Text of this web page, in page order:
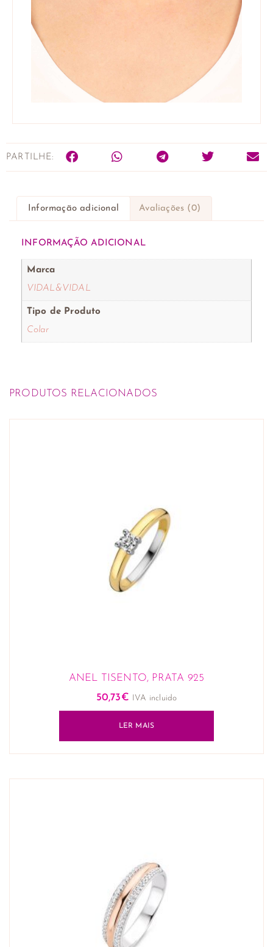
PARTILHE:
Informação adicional Avaliações (0)
INFORMAÇÃO ADICIONAL
Marca
VIDAL&VIDAL
Tipo de Produto
Colar
PRODUTOS RELACIONADOS
ANEL TISENTO, PRATA 925
50,73€ IVA incluido
LER MAIS